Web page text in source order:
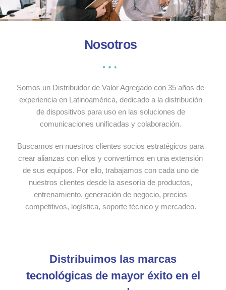
Nosotros
Somos un Distribuidor de Valor Agregado con 35 años de
experiencia en Latinoamérica, dedicado a la distribución
de dispositivos para uso en las soluciones de
comunicaciones unificadas y colaboración.
Buscamos en nuestros clientes socios estratégicos para
crear alianzas con ellos y convertirnos en una extensión
de sus equipos. Por ello, trabajamos con cada uno de
nuestros clientes desde la asesoría de productos,
entrenamiento, generación de negocio, precios
competitivos, logística, soporte técnico y mercadeo.
Distribuimos las marcas
tecnológicas de mayor éxito en el